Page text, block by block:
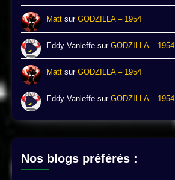
Matt surGODZILLA – 1954
Eddy Vanleffe surGODZILLA – 1954
Matt surGODZILLA – 1954
Eddy Vanleffe surGODZILLA – 1954
Nos blogs préférés :